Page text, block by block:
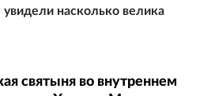
насколько велика
святыня во внутреннем